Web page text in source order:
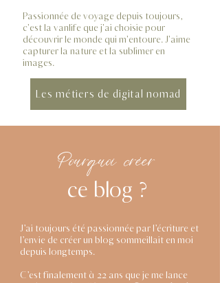
Passionnée de voyage depuis toujours,
c'est la vanlife que j'ai choisie pour
découvrir le monde qui m'entoure. J'aime
capturer la nature et la sublimer en
images.
Les métiers de digital nomad
Pourquoi créer
ce blog ?
J’ai toujours été passionnée par l’écriture et
l’envie de créer un blog sommeillait en moi
depuis longtemps.
C’est finalement à 22 ans que je me lance